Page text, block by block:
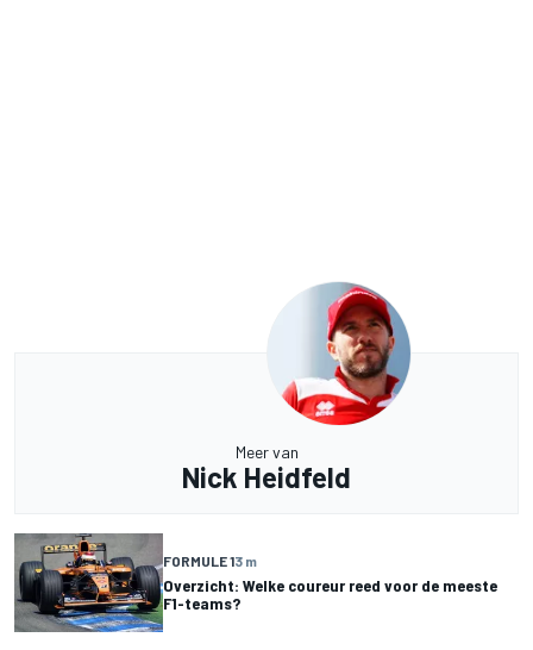
Meer van
Nick Heidfeld
FORMULE 13 m
Overzicht: Welke coureur reed voor de meeste
F1-teams?